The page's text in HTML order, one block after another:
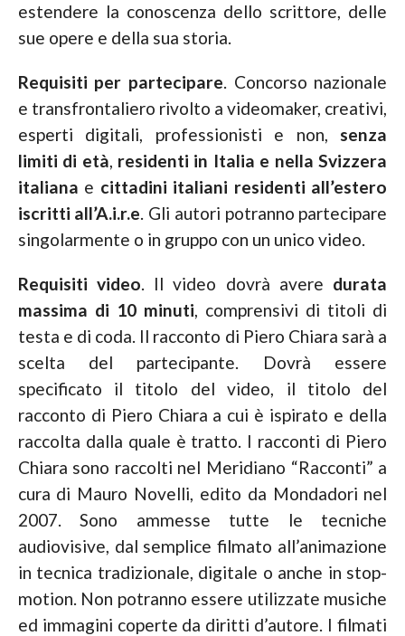
estendere la conoscenza dello scrittore, delle
sue opere e della sua storia.
Requisiti per partecipare. Concorso nazionale
e transfrontaliero rivolto a videomaker, creativi,
esperti digitali, professionisti e non, senza
limiti di età, residenti in Italia e nella Svizzera
italiana e cittadini italiani residenti all’estero
iscritti all’A.i.r.e. Gli autori potranno partecipare
singolarmente o in gruppo con un unico video.
Requisiti video. Il video dovrà avere durata
massima di 10 minuti, comprensivi di titoli di
testa e di coda. Il racconto di Piero Chiara sarà a
scelta del partecipante. Dovrà essere
specificato il titolo del video, il titolo del
racconto di Piero Chiara a cui è ispirato e della
raccolta dalla quale è tratto. I racconti di Piero
Chiara sono raccolti nel Meridiano “Racconti” a
cura di Mauro Novelli, edito da Mondadori nel
2007. Sono ammesse tutte le tecniche
audiovisive, dal semplice filmato all’animazione
in tecnica tradizionale, digitale o anche in stop-
motion. Non potranno essere utilizzate musiche
ed immagini coperte da diritti d’autore. I filmati